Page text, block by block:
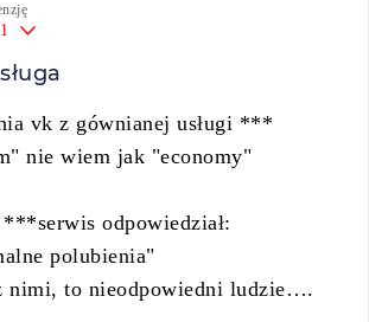
1
vk z gównianej usługi ***
nie wiem jak "economy"
odpowiedział:
polubienia"
nimi, to nieodpowiedni ludzie….